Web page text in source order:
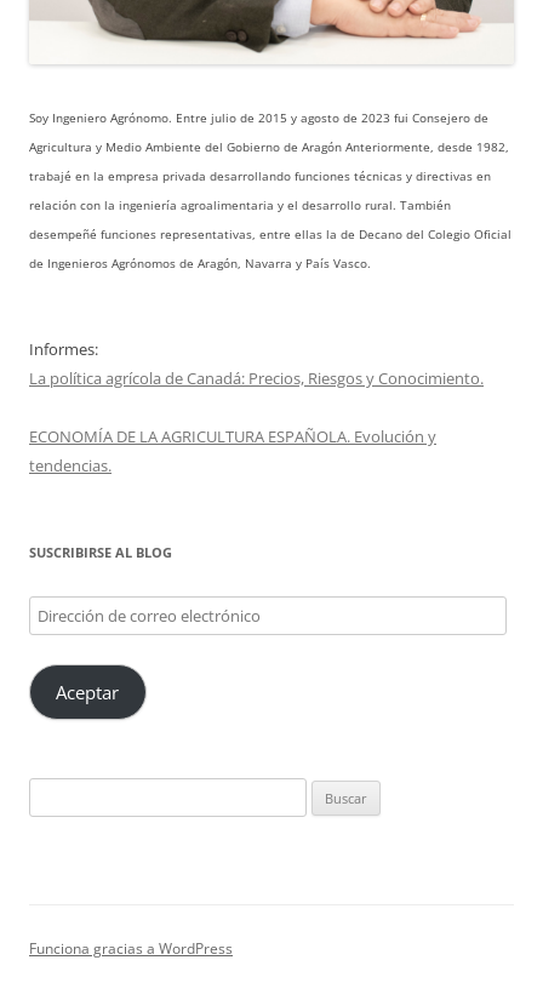
Soy Ingeniero Agrónomo. Entre julio de 2015 y agosto de 2023 fui Consejero de
Agricultura y Medio Ambiente del Gobierno de Aragón Anteriormente, desde 1982,
trabajé en la empresa privada desarrollando funciones técnicas y directivas en
relación con la ingeniería agroalimentaria y el desarrollo rural. También
desempeñé funciones representativas, entre ellas la de Decano del Colegio Oficial
de Ingenieros Agrónomos de Aragón, Navarra y País Vasco.
Informes:
La política agrícola de Canadá: Precios, Riesgos y Conocimiento.
ECONOMÍA DE LA AGRICULTURA ESPAÑOLA. Evolución y
tendencias.
SUSCRIBIRSE AL BLOG
Dirección
de
correo
electrónico
Aceptar
Funciona gracias a WordPress